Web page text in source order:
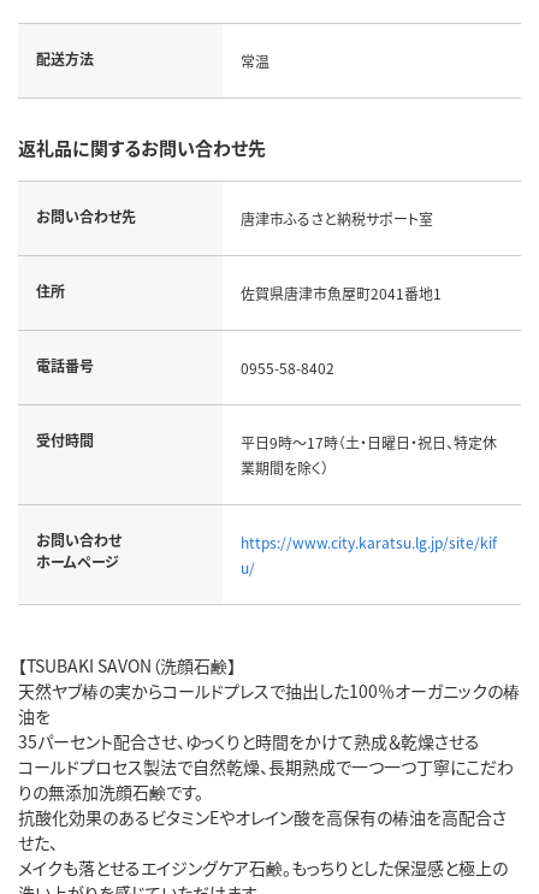
配送方法 常温
返礼品に関するお問い合わせ先
お問い合わせ先 唐津市ふるさと納税サポート室
住所 佐賀県唐津市魚屋町2041番地1
電話番号 0955-58-8402
受付時間
平日9時～17時（土・日曜日・祝日、特定休
業期間を除く）
お問い合わせ
ホームページ
https://www.city.karatsu.lg.jp/site/kif
u/
【TSUBAKI SAVON（洗顔石鹸】
天然ヤブ椿の実からコールドプレスで抽出した100％オーガニックの椿
油を
35パーセント配合させ、ゆっくりと時間をかけて熟成＆乾燥させる
コールドプロセス製法で自然乾燥、長期熟成で一つ一つ丁寧にこだわ
りの無添加洗顔石鹸です。
抗酸化効果のあるビタミンEやオレイン酸を高保有の椿油を高配合さ
せた、
メイクも落とせるエイジングケア石鹸。もっちりとした保湿感と極上の